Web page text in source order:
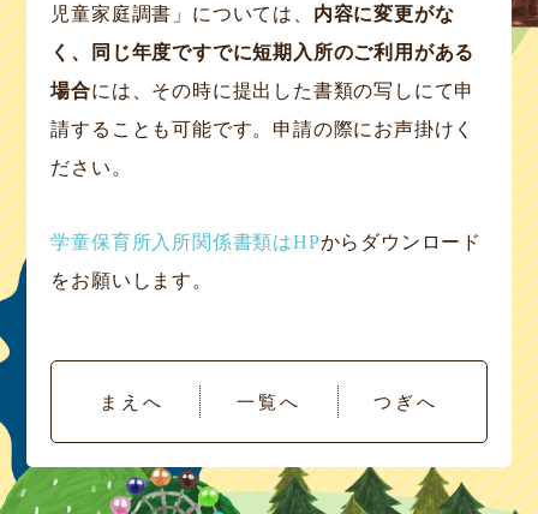
児童家庭調書」については、 内容に変更がな
く、同じ年度ですでに短期入所のご利用がある
場合には、その時に提出した書類の写しにて申
請することも可能です。申請の際にお声掛けく
ださい。
学童保育所入所関係書類はHPからダウンロード
をお願いします。
まえへ 一覧へ つぎへ